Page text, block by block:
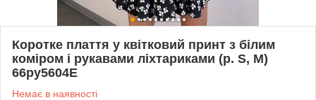
Коротке плаття у квітковий принт з білим
коміром і рукавами ліхтариками (р. S, M)
66py5604Е
Немає в наявності